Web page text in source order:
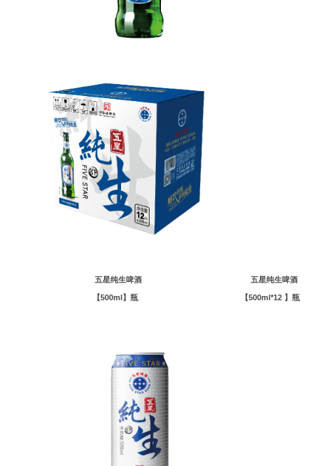
五星纯生啤酒 五星纯生啤酒
【500ml】瓶 【500ml*12 】瓶